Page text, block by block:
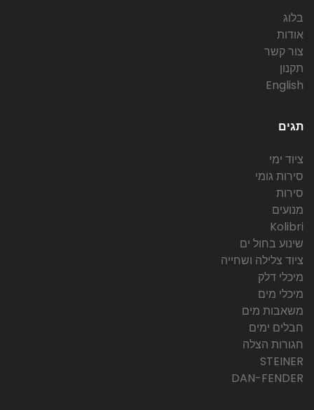
בלוג
אודות
צור קשר
תקנון
English
תגים
ציוד ימי
סירות גומי
סירות
מנועים
Kolibri
שינוע בחול ים
ציוד צלילה ושחייה
מיכלי דלק
מיכלי מים
משאבות מים
חבלים ימים
חגורות הצלה
STEINER
DAN-FENDER